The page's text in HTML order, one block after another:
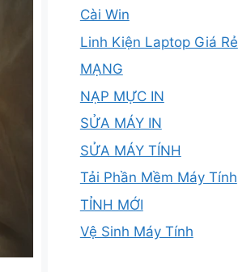
Cài Win
Linh Kiện Laptop Giá Rẻ
MẠNG
NẠP MỰC IN
SỬA MÁY IN
SỬA MÁY TÍNH
Tải Phần Mềm Máy Tính
TỈNH MỚI
Vệ Sinh Máy Tính